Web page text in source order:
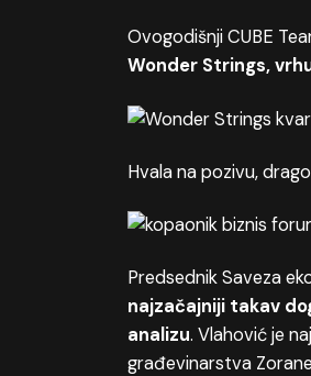
Ovogodišnji CUBE
Wonder Strings,
Hvala na pozivu,
Predsednik Saveza
najzačajniji takav
analizu. Vlahović je
građevinarstva